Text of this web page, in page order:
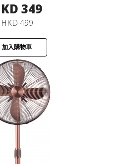
349
HKD 499
加入購物車